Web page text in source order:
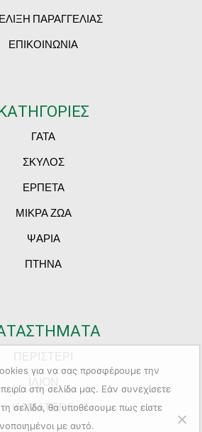
ΠΑΡΑΓΓΕΛΙΑΣ
ΕΠΙΚΟΙΝΩΝΙΑ
ΓΑΤΑ
ΣΚΥΛΟΣ
ΕΡΠΕΤΑ
ΜΙΚΡΑ ΖΩΑ
ΨΑΡΙΑ
ΠΤΗΝΑ
ΚΑΜΑΤΕΡΟ
για να σας προσφέρουμε την
στη σελίδα μας. Εάν συνεχίσετε
τη σελίδα, θα υποθέσουμε πως είστε
με αυτό.